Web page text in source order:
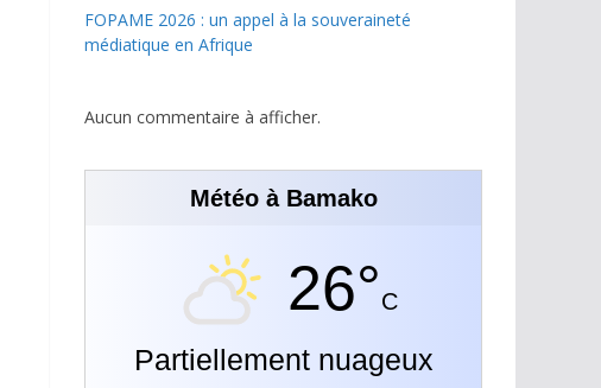
FOPAME 2026 : un appel à la souveraineté
médiatique en Afrique
Aucun commentaire à afficher.
Météo à Bamako
26°C
Partiellement nuageux